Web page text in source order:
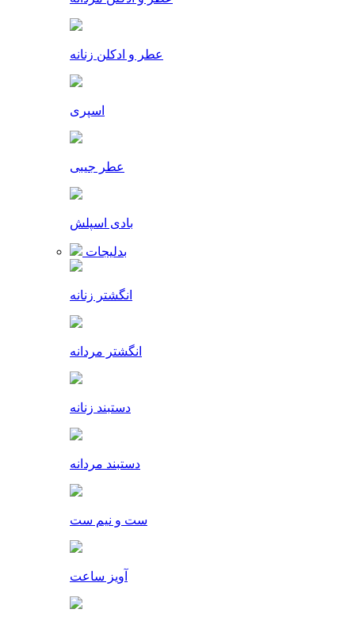
عطر و ادکلن زنانه
اسپری
عطر جیبی
بادی اسپلش
بدلیجات
انگشتر زنانه
انگشتر مردانه
دستبند زنانه
دستبند مردانه
ست و نیم ست
آویز ساعت